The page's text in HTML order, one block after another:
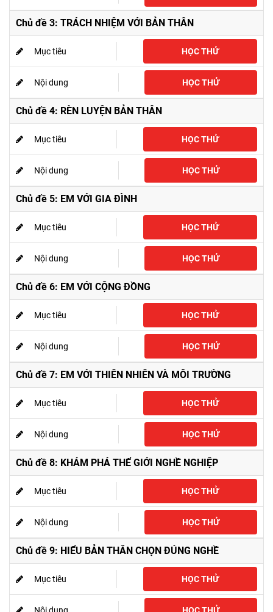
Chủ đề 3: TRÁCH NHIỆM VỚI BẢN THÂN
Mục tiêu HỌC THỬ
Nội dung HỌC THỬ
Chủ đề 4: RÈN LUYỆN BẢN THÂN
Mục tiêu HỌC THỬ
Nội dung HỌC THỬ
Chủ đề 5: EM VỚI GIA ĐÌNH
Mục tiêu HỌC THỬ
Nội dung HỌC THỬ
Chủ đề 6: EM VỚI CỘNG ĐỒNG
Mục tiêu HỌC THỬ
Nội dung HỌC THỬ
Chủ đề 7: EM VỚI THIÊN NHIÊN VÀ MÔI TRƯỜNG
Mục tiêu HỌC THỬ
Nội dung HỌC THỬ
Chủ đề 8: KHÁM PHÁ THỂ GIỚI NGHỀ NGHIỆP
Mục tiêu HỌC THỬ
Nội dung HỌC THỬ
Chủ đề 9: HIỂU BẢN THÂN CHỌN ĐÚNG NGHỀ
Mục tiêu HỌC THỬ